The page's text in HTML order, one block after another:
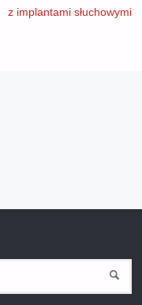
z implantami słuchowymi